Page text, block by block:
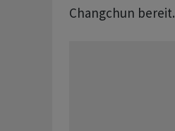
Changchun bereit.